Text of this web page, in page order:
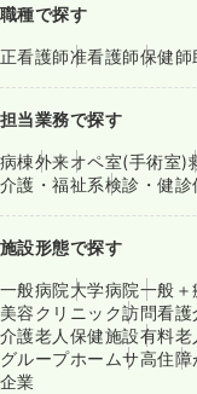
職種で探す
正看護師准看護師保健師
担当業務で探す
病棟外来オペ室(手術室)
介護・福祉系検診・健診
施設形態で探す
一般病院大学病院一般＋
美容クリニック訪問看護
介護老人保健施設有料老
グループホームサ高住障
企業